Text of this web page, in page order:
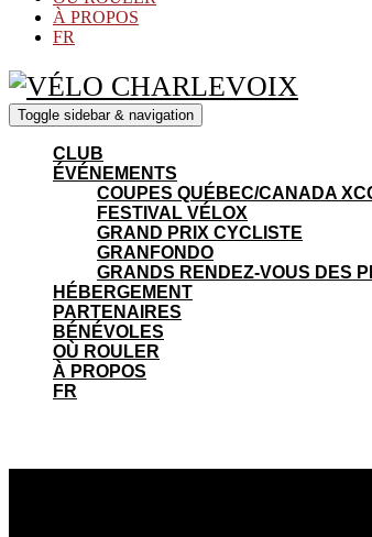
À PROPOS
FR
Toggle sidebar & navigation
CLUB
ÉVÉNEMENTS
COUPES QUÉBEC/CANADA
FESTIVAL VÉLOX
GRAND PRIX CYCLISTE
GRANFONDO
GRANDS RENDEZ-VOUS DES
HÉBERGEMENT
PARTENAIRES
BÉNÉVOLES
OÙ ROULER
À PROPOS
FR